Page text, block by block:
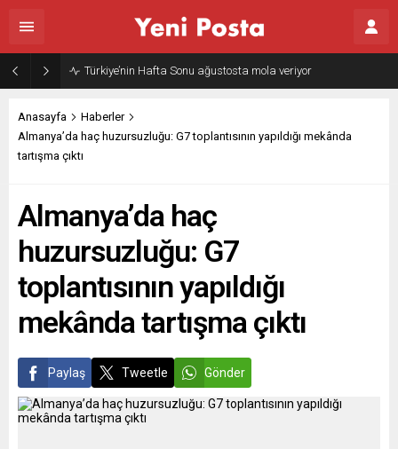
Türkiye’nin Hafta Sonu ağustosta mola veriyor
Anasayfa
Haberler
Almanya’da haç huzursuzluğu: G7 toplantısının yapıldığı mekânda
tartışma çıktı
Almanya’da haç
huzursuzluğu: G7
toplantısının yapıldığı
mekânda tartışma çıktı
Paylaş Tweetle Gönder